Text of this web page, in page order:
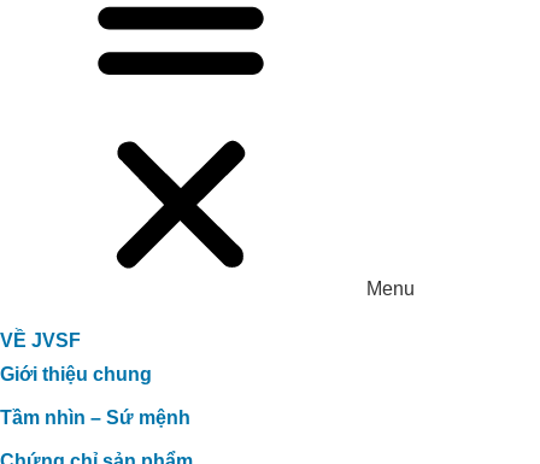
Rì _Bắc Cạn
Menu
VỀ JVSF
Giới thiệu chung
Tầm nhìn – Sứ mệnh